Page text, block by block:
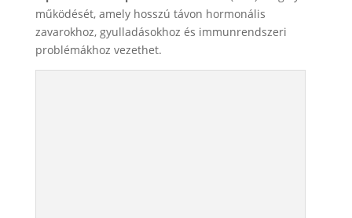
működését, amely hosszú távon hormonális
zavarokhoz, gyulladásokhoz és immunrendszeri
problémákhoz vezethet.